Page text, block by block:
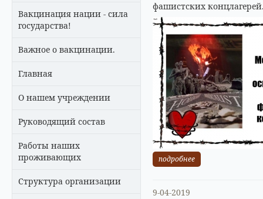
Вакцинация нации - сила
государства!
Важное о вакцинации.
Главная
О нашем учреждении
Руководящий состав
Работы наших
проживающих
Структура организации
фашистских
подробнее
9-04-2019